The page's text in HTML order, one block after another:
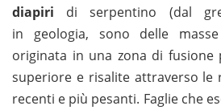
diapiri di serpentino (dal
in geologia, sono delle
originata in una zona di fusione
superiore e risalite attraverso le
recenti e più pesanti. Faglie che